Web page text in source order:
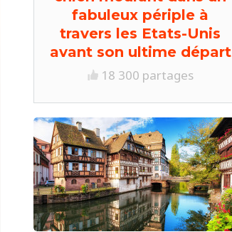
fabuleux périple à
travers les Etats-Unis
avant son ultime départ
18 300 partages